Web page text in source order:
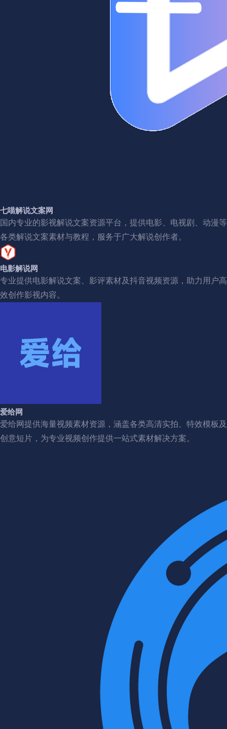
七喵解说文案网
国内专业的影视解说文案资源平台，提供电影、电视剧、动漫等
各类解说文案素材与教程，服务于广大解说创作者。
电影解说网
专业提供电影解说文案、影评素材及抖音视频资源，助力用户高
效创作影视内容。
爱给网
爱给网提供海量视频素材资源，涵盖各类高清实拍、特效模板及
创意短片，为专业视频创作提供一站式素材解决方案。